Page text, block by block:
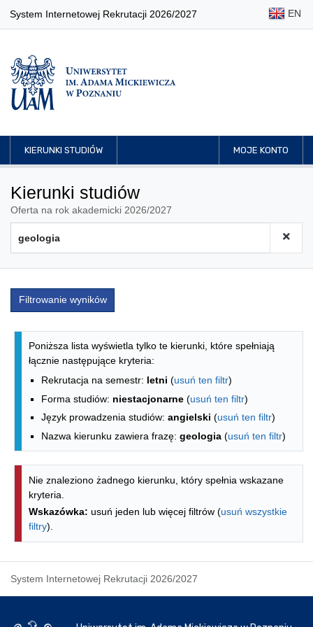
System Internetowej Rekrutacji 2026/2027 EN
KIERUNKI STUDIÓW MOJE KONTO
Kierunki studiów
Oferta na rok akademicki 2026/2027
Filtrowanie wyników
Lista kierunków - indeks alfabetyczny
Poniższa lista wyświetla tylko te kierunki, które spełniają
łącznie następujące kryteria:
Rekrutacja na semestr: letni (usuń ten filtr)
Forma studiów: niestacjonarne (usuń ten filtr)
Język prowadzenia studiów: angielski (usuń ten filtr)
Nazwa kierunku zawiera frazę: geologia (usuń ten filtr)
Nie znaleziono żadnego kierunku, który spełnia wskazane
kryteria.
Wskazówka: usuń jeden lub więcej filtrów (usuń wszystkie
filtry).
System Internetowej Rekrutacji 2026/2027